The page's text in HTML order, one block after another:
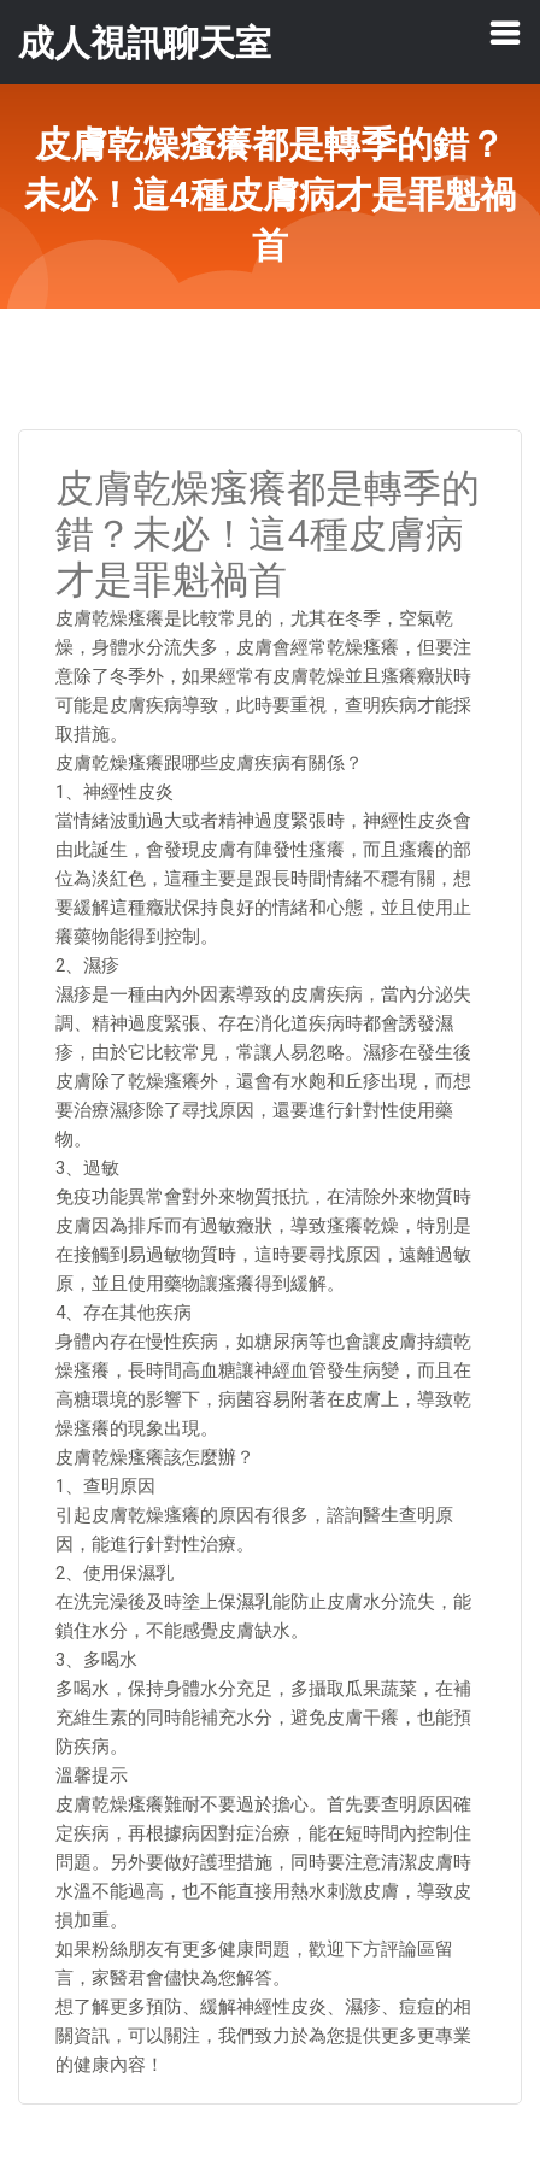
成人視訊聊天室
皮膚乾燥瘙癢都是轉季的錯？
未必！這4種皮膚病才是罪魁禍
首
皮膚乾燥瘙癢都是轉季的
錯？未必！這4種皮膚病
才是罪魁禍首
皮膚乾燥瘙癢是比較常見的，尤其在冬季，空氣乾
燥，身體水分流失多，皮膚會經常乾燥瘙癢，但要注
意除了冬季外，如果經常有皮膚乾燥並且瘙癢癥狀時
可能是皮膚疾病導致，此時要重視，查明疾病才能採
取措施。
皮膚乾燥瘙癢跟哪些皮膚疾病有關係？
1、神經性皮炎
當情緒波動過大或者精神過度緊張時，神經性皮炎會
由此誕生，會發現皮膚有陣發性瘙癢，而且瘙癢的部
位為淡紅色，這種主要是跟長時間情緒不穩有關，想
要緩解這種癥狀保持良好的情緒和心態，並且使用止
癢藥物能得到控制。
2、濕疹
濕疹是一種由內外因素導致的皮膚疾病，當內分泌失
調、精神過度緊張、存在消化道疾病時都會誘發濕
疹，由於它比較常見，常讓人易忽略。濕疹在發生後
皮膚除了乾燥瘙癢外，還會有水皰和丘疹出現，而想
要治療濕疹除了尋找原因，還要進行針對性使用藥
物。
3、過敏
免疫功能異常會對外來物質抵抗，在清除外來物質時
皮膚因為排斥而有過敏癥狀，導致瘙癢乾燥，特別是
在接觸到易過敏物質時，這時要尋找原因，遠離過敏
原，並且使用藥物讓瘙癢得到緩解。
4、存在其他疾病
身體內存在慢性疾病，如糖尿病等也會讓皮膚持續乾
燥瘙癢，長時間高血糖讓神經血管發生病變，而且在
高糖環境的影響下，病菌容易附著在皮膚上，導致乾
燥瘙癢的現象出現。
皮膚乾燥瘙癢該怎麼辦？
1、查明原因
引起皮膚乾燥瘙癢的原因有很多，諮詢醫生查明原
因，能進行針對性治療。
2、使用保濕乳
在洗完澡後及時塗上保濕乳能防止皮膚水分流失，能
鎖住水分，不能感覺皮膚缺水。
3、多喝水
多喝水，保持身體水分充足，多攝取瓜果蔬菜，在補
充維生素的同時能補充水分，避免皮膚干癢，也能預
防疾病。
溫馨提示
皮膚乾燥瘙癢難耐不要過於擔心。首先要查明原因確
定疾病，再根據病因對症治療，能在短時間內控制住
問題。另外要做好護理措施，同時要注意清潔皮膚時
水溫不能過高，也不能直接用熱水刺激皮膚，導致皮
損加重。
如果粉絲朋友有更多健康問題，歡迎下方評論區留
言，家醫君會儘快為您解答。
想了解更多預防、緩解神經性皮炎、濕疹、痘痘的相
關資訊，可以關注，我們致力於為您提供更多更專業
的健康內容！